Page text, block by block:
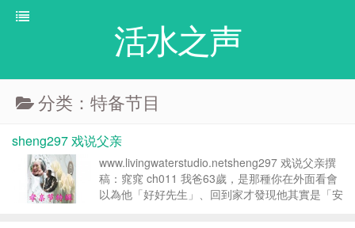
活水之声
分类：特备节目
sheng297 戏说父亲
www.livingwaterstudio.netsheng297 戏说父亲撰
稿：窕窕 ch011 我爸63歲，是那種你在外面看會
以為他「好好先生」、回到家才發現他其實是「安